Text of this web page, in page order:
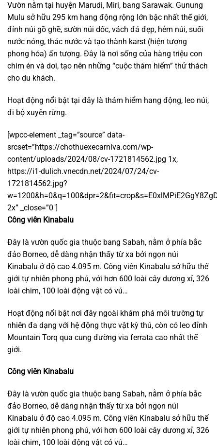
Vườn nằm tại huyện Marudi, Miri, bang Sarawak. Gunung
Mulu sở hữu 295 km hang động rộng lớn bậc nhất thế giới,
đỉnh núi gồ ghề, sườn núi dốc, vách đá đẹp, hẻm núi, suối
nước nóng, thác nước và tạo thành karst (hiện tượng
phong hóa) ấn tượng. Đây là nơi sống của hàng triệu con
chim én và dơi, tạo nên những “cuộc thám hiểm” thử thách
cho du khách.
Hoạt động nổi bật tại đây là thám hiểm hang động, leo núi,
đi bộ xuyên rừng.
[wpcc-element _tag=”source” data-
srcset=”https://chothuexecarniva.com/wp-
content/uploads/2024/08/cv-1721814562.jpg 1x,
https://i1-dulich.vnecdn.net/2024/07/24/cv-
1721814562.jpg?
2x” _close=”0″]
Công viên Kinabalu
Đây là vườn quốc gia thuộc bang Sabah, nằm ở phía bắc
đảo Borneo, dễ dàng nhận thấy từ xa bởi ngọn núi
Kinabalu ở độ cao 4.095 m. Công viên Kinabalu sở hữu thế
giới tự nhiên phong phú, với hơn 600 loài cây dương xỉ, 326
loài chim, 100 loài động vật có vú…
Hoạt động nổi bật nơi đây ngoài khám phá môi trường tự
nhiên đa dạng với hệ động thực vật kỳ thú, còn có leo đỉnh
Mountain Torq qua cung đường via ferrata cao nhất thế
giới.
Công viên Kinabalu
Đây là vườn quốc gia thuộc bang Sabah, nằm ở phía bắc
đảo Borneo, dễ dàng nhận thấy từ xa bởi ngọn núi
Kinabalu ở độ cao 4.095 m. Công viên Kinabalu sở hữu thế
giới tự nhiên phong phú, với hơn 600 loài cây dương xỉ, 326
loài chim, 100 loài động vật có vú…